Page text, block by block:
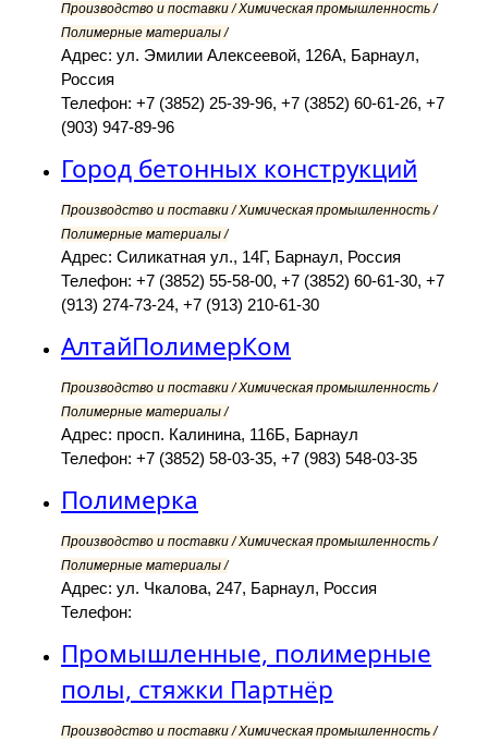
Производство и поставки / Химическая промышленность /
Полимерные материалы /
Адрес: ул. Эмилии Алексеевой, 126А, Барнаул,
Россия
Телефон: +7 (3852) 25-39-96, +7 (3852) 60-61-26, +7
(903) 947-89-96
Город бетонных конструкций
Производство и поставки / Химическая промышленность /
Полимерные материалы /
Адрес: Силикатная ул., 14Г, Барнаул, Россия
Телефон: +7 (3852) 55-58-00, +7 (3852) 60-61-30, +7
(913) 274-73-24, +7 (913) 210-61-30
АлтайПолимерКом
Производство и поставки / Химическая промышленность /
Полимерные материалы /
Адрес: просп. Калинина, 116Б, Барнаул
Телефон: +7 (3852) 58-03-35, +7 (983) 548-03-35
Полимерка
Производство и поставки / Химическая промышленность /
Полимерные материалы /
Адрес: ул. Чкалова, 247, Барнаул, Россия
Телефон:
Промышленные, полимерные
полы, стяжки Партнёр
Производство и поставки / Химическая промышленность /